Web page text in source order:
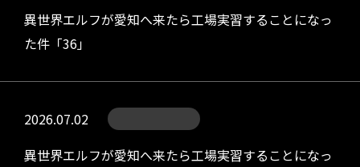
異世界エルフが愛知へ来たら工場実習することになっ
た件「36」
2026.07.02
異世界エルフが愛知へ来たら工場実習することになっ